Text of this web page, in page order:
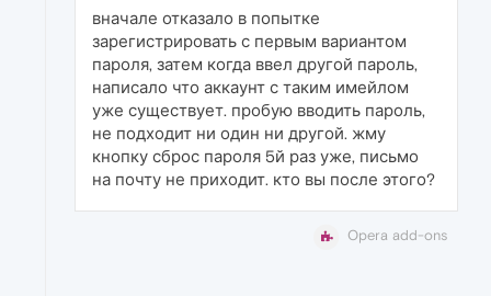
вначале отказало в попытке
зарегистрировать с первым вариантом
пароля, затем когда ввел другой пароль,
написало что аккаунт с таким имейлом
уже существует. пробую вводить пароль,
не подходит ни один ни другой. жму
кнопку сброс пароля 5й раз уже, письмо
на почту не приходит. кто вы после этого?
Opera add-ons